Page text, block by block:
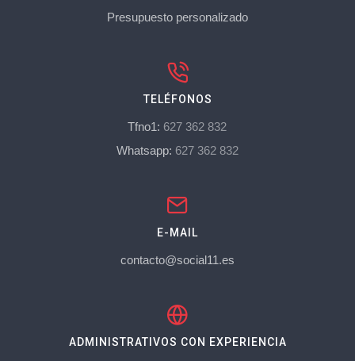
Presupuesto personalizado
TELÉFONOS
Tfno1: 627 362 832
Whatsapp: 627 362 832
E-MAIL
contacto@social11.es
ADMINISTRATIVOS CON EXPERIENCIA